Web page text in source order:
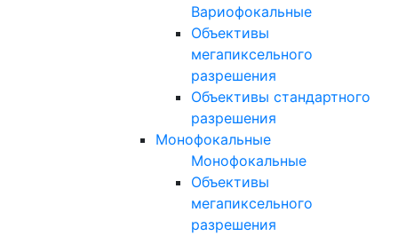
Вариофокальные
Объективы
мегапиксельного
разрешения
Объективы стандартного
разрешения
Монофокальные
Монофокальные
Объективы
мегапиксельного
разрешения